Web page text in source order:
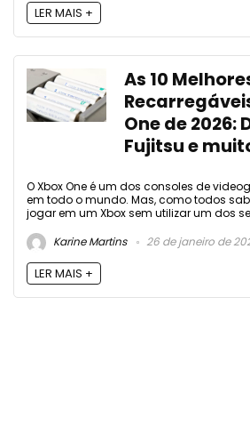
LER MAIS +
As 10
One de 2026:
Fujitsu e
O Xbox One é um dos consoles de
em todo o mundo. Mas, como todos
jogar em um Xbox sem utilizar um dos
Karine Martins
26 de janeiro de
LER MAIS +